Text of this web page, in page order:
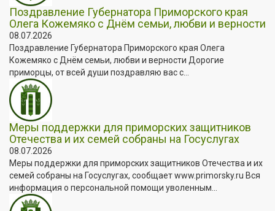
Поздравление Губернатора Приморского края
Олега Кожемяко с Днём семьи, любви и верности
08.07.2026
Поздравление Губернатора Приморского края Олега
Кожемяко с Днём семьи, любви и верности Дорогие
приморцы, от всей души поздравляю вас с...
Меры поддержки для приморских защитников
Отечества и их семей собраны на Госуслугах
08.07.2026
Меры поддержки для приморских защитников Отечества и их
семей собраны на Госуслугах, сообщает www.primorsky.ru Вся
информация о персональной помощи уволенным...